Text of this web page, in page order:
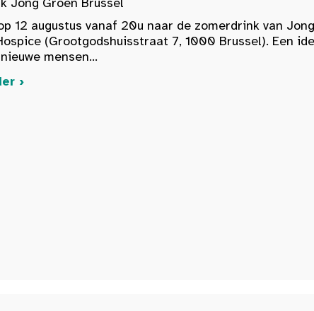
12 augustus vanaf 20u naar de zomerdrink van
(Grootgodshuisstraat 7, 1000 Brussel). Een
mensen...
›